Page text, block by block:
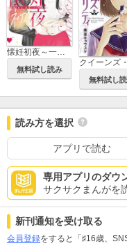
懐妊初夜～一途な社長は求愛の手を緩めない～
無料試し読み
無料試し
読み方を選択
アプリで読む
専用アプリのダウ
サクサクまんがを
新刊通知を受け取る
会員登録をすると「♯16歳、